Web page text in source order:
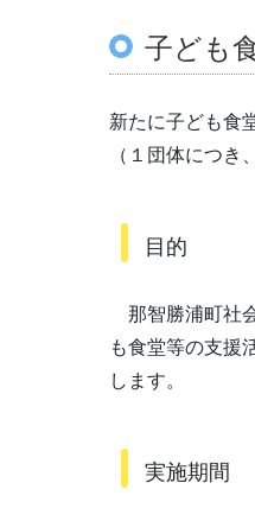
子ども
新たに子ども食
（１団体につき
目的
那智勝浦町社
も食堂等の支援
します。
実施期間